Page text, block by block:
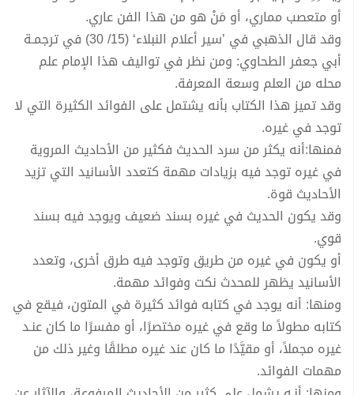
أو متعصب مماري، أو مَنْ هو من هذا الفن عاري.
وقد قال الذهبي في ’سير أعلام النبلاء‘ (15/ 30) في ترجمـة
أبي جعفر الطحاوي: ومن نظر في تواليف هذا الإمام علم
محله من العلم وسعة المعرفة.
وقد تميز هذا الكتاب بأنه يشتمل على الفوائد الكثيرة التي لا
توجد في غيره.
فمنها:أنه يكثر من سرد الحديث فكثير من الأحاديث المروية
في غيره توجد فيه بزيادات مهمة كتعدد الأسانيد التي تزيد
الأحاديث قوة.
وقد يكون الحديث في غيره بسند ضعيف ويوجد فيه بسند
قوي.
أو يكون في غيره من طريق وتوجد فيه طرق أخرى، وتعدد
الأسانيد يظهر للمحدث نكت وفوائد مهمة.
ومنها: أنه يوجد في كتابه فوائد كثيرة في المتون، فيقع في
كتابه مطولاً ما وقع في غيره مختصرًا، أو مفسرًا ما كان عنـد
غيره مجملاً، أو مقيَّدًا ما كان عند غيره مطلقًا وغير ذلك من
مهمات الفوائد.